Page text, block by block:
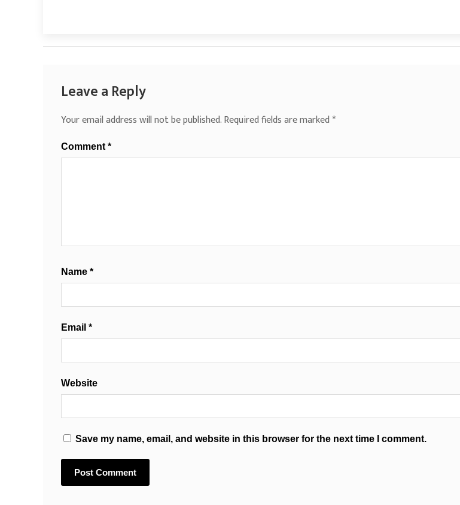
Leave a Reply
Your email address will not be published.Required fields are marked*
Comment *
Name *
Email *
Website
Save my name, email, and website in this browser for the next time I comment.